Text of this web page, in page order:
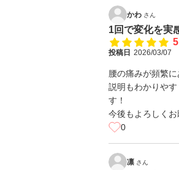
かわ さん
1回で変化を実
投稿日 2026/03/07
腰の痛みが頻繁
説明もわかりや
す！
今後もよろしく
0
凛 さん